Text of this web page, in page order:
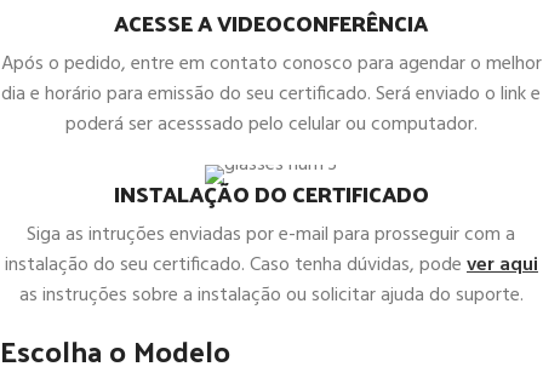
ACESSE A VIDEOCONFERÊNCIA
Após o pedido, entre em contato conosco para agendar o melhor
dia e horário para emissão do seu certificado. Será enviado o link e
poderá ser acesssado pelo celular ou computador.
INSTALAÇÃO DO CERTIFICADO
Siga as intruções enviadas por e-mail para prosseguir com a
instalação do seu certificado. Caso tenha dúvidas, podever aqui
as instruções sobre a instalação ou solicitar ajuda do suporte.
Escolha o Modelo